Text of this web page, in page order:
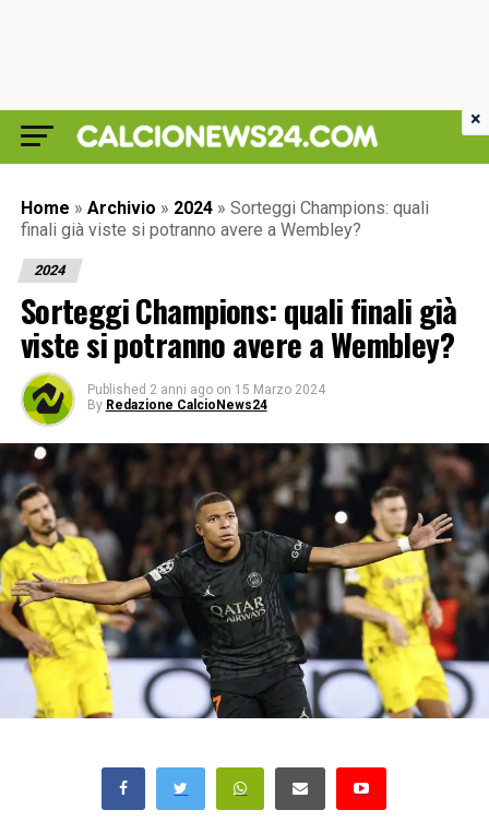
Home » Archivio » 2024 » Sorteggi Champions: quali
finali già viste si potranno avere a Wembley?
2024
Sorteggi Champions: quali finali già
viste si potranno avere a Wembley?
Published 2 anni ago on 15 Marzo 2024
By Redazione CalcioNews24
×